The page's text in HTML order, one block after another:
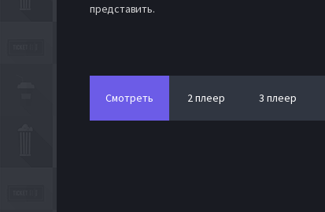
представить.
Смотреть 2 плеер 3 плеер